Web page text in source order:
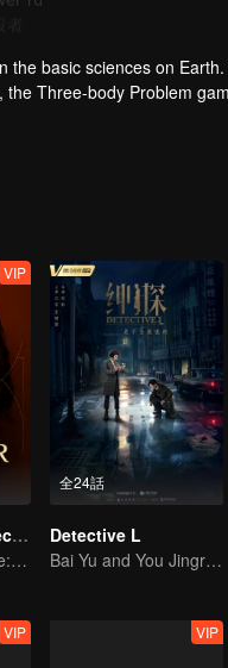
basic sciences on
Three-body Problem
and sneaked into an
and surprisingly found
and scientists, Wang
VIP
She and Her Perfect Husband (Thai Ver.)
A Love Beyond Age: Yang Mi and Xu Kai
全24話
Detective L
Bai Yu and You Jingru Became the super detective
VIP VIP